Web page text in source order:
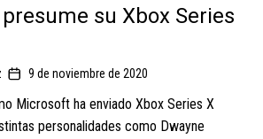
su Xbox Series
9 de noviembre de 2020
Microsoft ha enviado Xbox Series X
personalidades como Dwayne